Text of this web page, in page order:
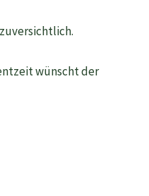
wünscht der